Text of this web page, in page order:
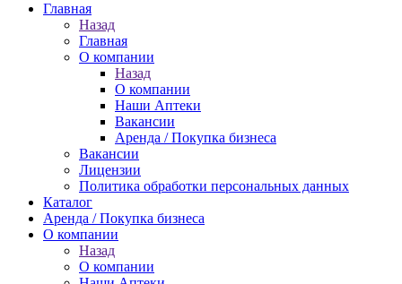
Главная
Назад
Главная
О компании
Назад
О компании
Наши Аптеки
Вакансии
Аренда / Покупка бизнеса
Вакансии
Лицензии
Политика обработки персональных данных
Каталог
Аренда / Покупка бизнеса
О компании
Назад
О компании